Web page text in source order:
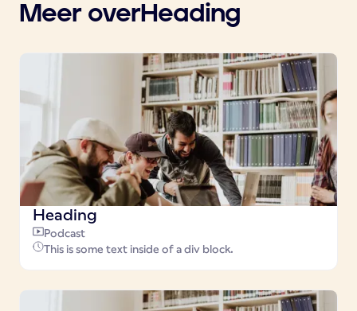
Meer overHeading
Heading
Podcast
This is some text inside of a div block.